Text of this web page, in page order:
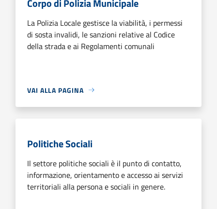
La Polizia Locale gestisce la viabilità, i permessi
di sosta invalidi, le sanzioni relative al Codice
della strada e ai Regolamenti comunali
VAI ALLA PAGINA
Politiche Sociali
Il settore politiche sociali è il punto di contatto,
informazione, orientamento e accesso ai servizi
territoriali alla persona e sociali in genere.